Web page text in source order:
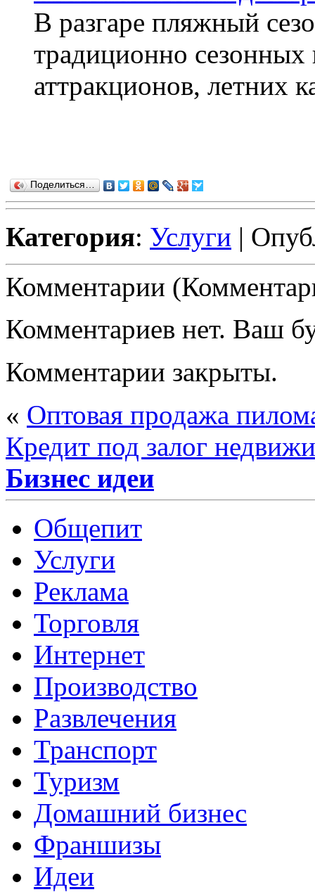
В разгаре пляжный
традиционно сезонных
аттракционов, летних
Поделиться…
Категория: Услуги |
Комментарии
Комментариев нет. Ваш
Комментарии закрыты.
« Оптовая продажа
Кредит под залог
Бизнес идеи
Общепит
Услуги
Реклама
Торговля
Интернет
Производство
Развлечения
Транспорт
Туризм
Домашний бизнес
Франшизы
Идеи